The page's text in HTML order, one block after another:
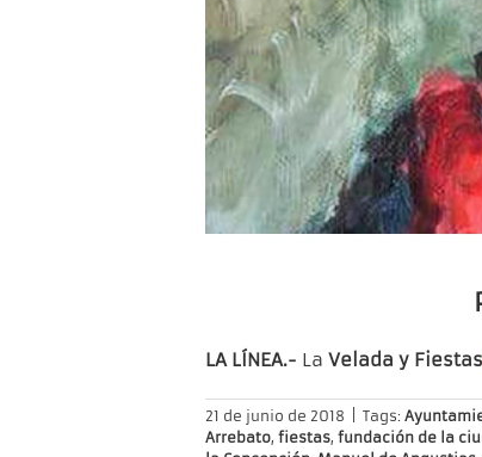
LA LÍNEA.- La Velada y Fiestas
21 de junio de 2018 Tags:
Arrebato, fiestas, fundación de la